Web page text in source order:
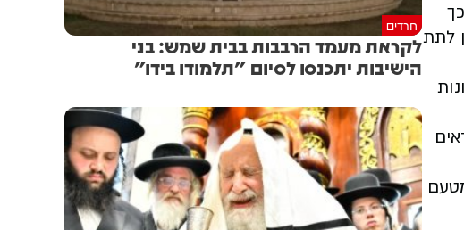
לתת
חרדים
לקראת מעמד הרבבות בבית שמש: בני
הישיבות יתכנסו לסיום "תלמודו בידו"